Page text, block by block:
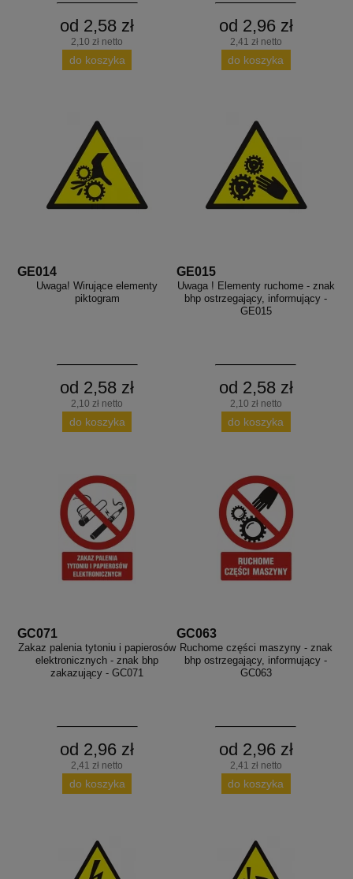
od 2,58 zł
2,10 zł netto
do koszyka
od 2,96 zł
2,41 zł netto
do koszyka
GE014
Uwaga! Wirujące elementy
piktogram
od 2,58 zł
2,10 zł netto
do koszyka
GE015
Uwaga ! Elementy ruchome - znak
bhp ostrzegający, informujący -
GE015
od 2,58 zł
2,10 zł netto
do koszyka
GC071
Zakaz palenia tytoniu i papierosów
elektronicznych - znak bhp
zakazujący - GC071
od 2,96 zł
2,41 zł netto
do koszyka
GC063
Ruchome części maszyny - znak
bhp ostrzegający, informujący -
GC063
od 2,96 zł
2,41 zł netto
do koszyka